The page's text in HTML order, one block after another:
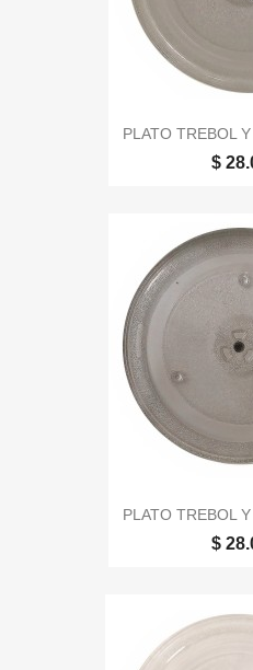
PLATO TREBOL
$
PLATO TREBOL
$